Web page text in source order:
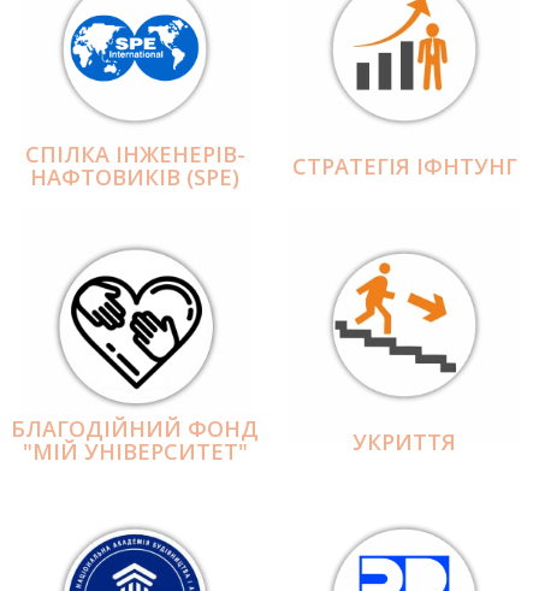
СПІЛКА ІНЖЕНЕРІВ-
НАФТОВИКІВ (SPE) СТРАТЕГІЯ ІФНТУНГ
БЛАГОДІЙНИЙ ФОНД
"МІЙ УНІВЕРСИТЕТ" УКРИТТЯ